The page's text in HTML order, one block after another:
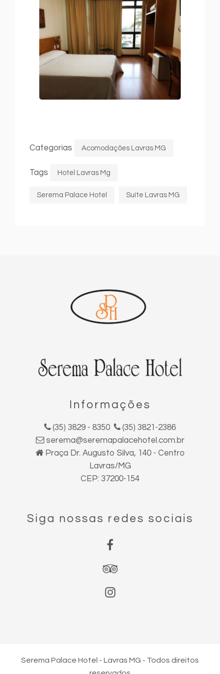
Categorias Acomodações Lavras MG
Tags Hotel Lavras Mg
Serema Palace Hotel Suíte Lavras MG
Informações
(35) 3829 - 8350
(35) 3821-2386
serema@seremapalacehotel.com.br
Praça Dr. Augusto Silva, 140 - Centro
Lavras/MG
CEP: 37200-154
Siga nossas redes sociais
Serema Palace Hotel - Lavras MG - Todos direitos